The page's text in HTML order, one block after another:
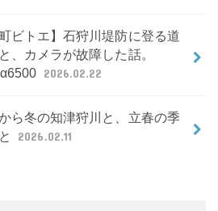
町ビトエ】石狩川堤防に登る道
、カメラが故障した話。
2026.02.22
ら冬の知津狩川と、立春の季
2026.02.11